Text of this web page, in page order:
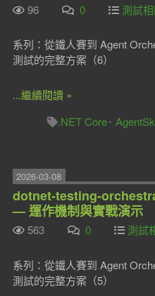
96 0 測試
系列：從鐵人賽到 Agent
測試的完整方案（6）
...繼續閱讀 »
.NET Core
2026-03-08
dotnet-testing-
— 運作機制與實戰演示
563 0 測試
系列：從鐵人賽到 Agent
測試的完整方案（5）